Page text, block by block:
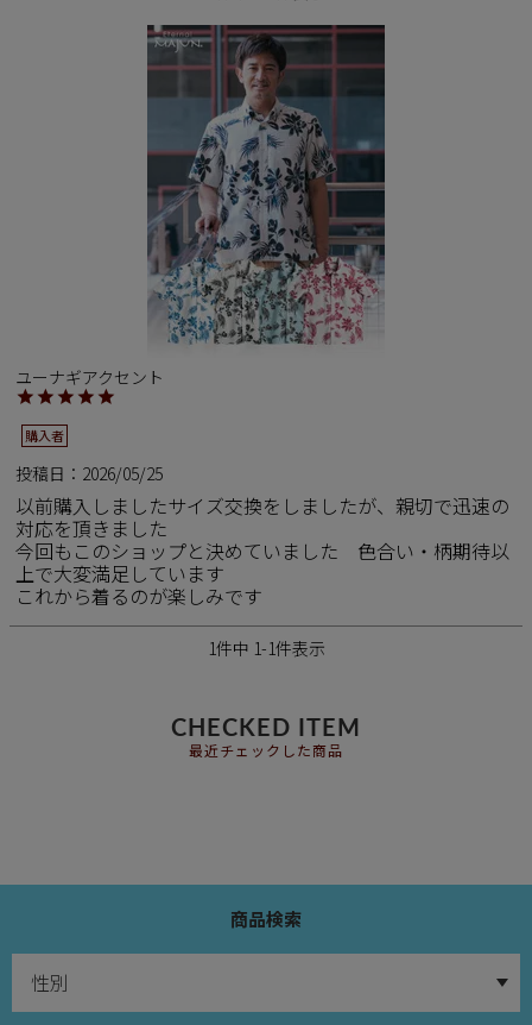
アウトレット
サイズから探す
レーベルから探す
ユーナギアクセント
購入者
投稿日 2026/05/25
以前購入しましたサイズ交換をしましたが、親切で迅速の
対応を頂きました
今回もこのショップと決めていました　色合い・柄期待以
上で大変満足しています
これから着るのが楽しみです
1件中 1-1件表示
CHECKED ITEM
最近チェックした商品
商品検索